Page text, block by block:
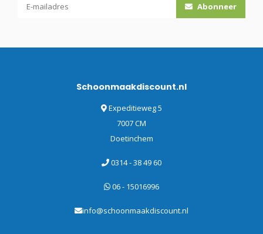
Abonneer
Schoonmaakdiscount.nl
Expeditieweg 5
7007 CM
Doetinchem
0314 - 38 49 60
06 - 15016996
info@schoonmaakdiscount.nl